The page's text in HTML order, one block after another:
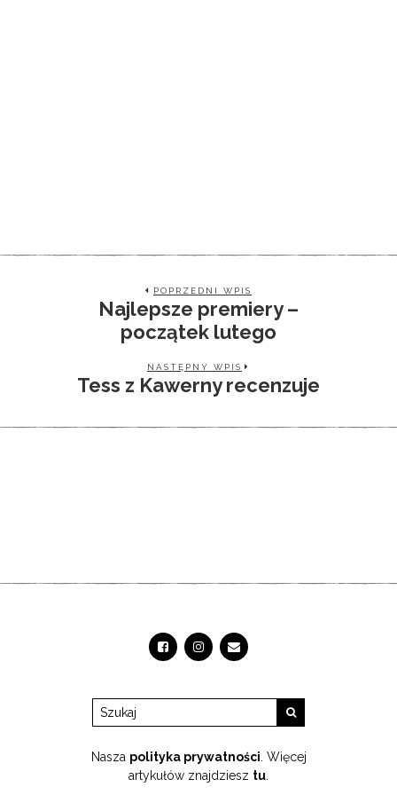
POPRZEDNI WPIS
Najlepsze premiery –
początek lutego
NASTĘPNY WPIS
Tess z Kawerny recenzuje
Nasza polityka prywatności . Więcej
artykułów znajdziesz tu